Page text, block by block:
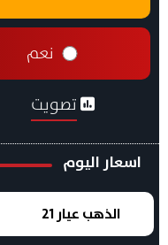
نعم
تصويت
اسعار اليوم
الذهب عيار 21